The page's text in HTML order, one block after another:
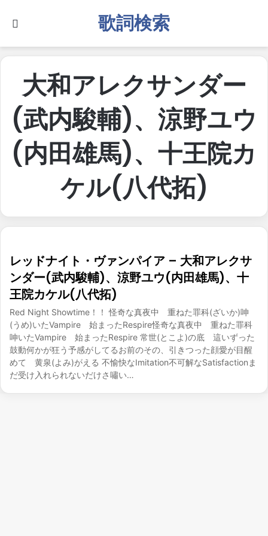
歌詞検索
大和アレクサンダー
(武内駿輔)、涼野ユウ
(内田雄馬)、十王院カ
ケル(八代拓)
レッドナイト・ヴァンパイア – 大和アレクサ
ンダー(武内駿輔)、涼野ユウ(内田雄馬)、十
王院カケル(八代拓)
Red Night Showtime！！ 怪奇な真夜中 重ねた罪科(ざいか)呻
(うめ)いたVampire 始まったRespire怪奇な真夜中 重ねた罪科
呻いたVampire 始まったRespire 常世(とこよ)の底 這いずった
鼓動何かが狂う予感がしてるお前のその、引きつった顔愛が目醒
めて 黄泉(よみ)がえる 不愉快なImitation不可解なSatisfactionま
だ受け入れられないだけさ嘯い…